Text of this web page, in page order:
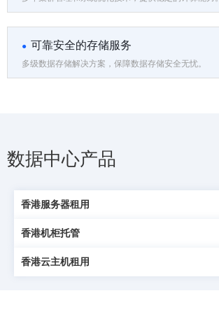
可靠安全的存储服务
多级数据存储解决方案，保障数据存储安全无忧。
数据中心产品
香港服务器租用
香港机柜托管
香港云主机租用